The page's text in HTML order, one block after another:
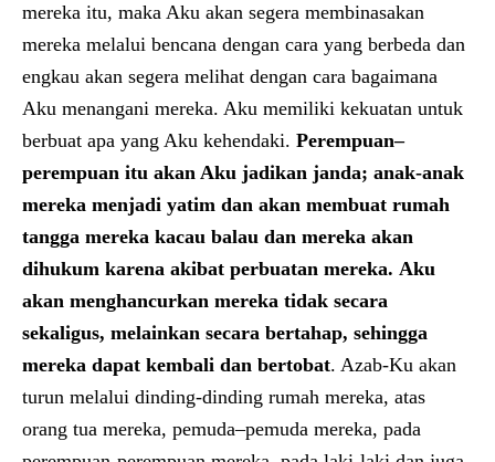
mereka itu, maka Aku akan segera membinasakan
mereka melalui bencana dengan cara yang berbeda dan
engkau akan segera melihat dengan cara bagaimana
Aku menangani mereka. Aku memiliki kekuatan untuk
berbuat apa yang Aku kehendaki. Perempuan–
perempuan itu akan Aku jadikan janda; anak-anak
mereka menjadi yatim dan akan membuat rumah
tangga mereka kacau balau dan mereka akan
dihukum karena akibat perbuatan mereka. Aku
akan menghancurkan mereka tidak secara
sekaligus, melainkan secara bertahap, sehingga
mereka dapat kembali dan bertobat. Azab-Ku akan
turun melalui dinding-dinding rumah mereka, atas
orang tua mereka, pemuda–pemuda mereka, pada